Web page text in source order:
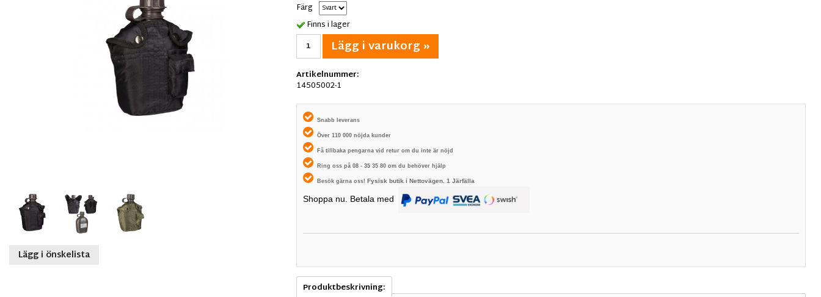
Lägg i önskelista
Färg
Finns i lager
Lägg i varukorg »
Artikelnummer:
14505002-1
Snabb leverans
Över 110 000 nöjda kunder
Få tillbaka pengarna vid retur om du inte är nöjd
Ring oss på 08 - 35 35 80 om du behöver hjälp
Besök gärna oss! Fysisk butik i Nettovägen. 1 Järfälla
Shoppa nu. Betala med
Produktbeskrivning: